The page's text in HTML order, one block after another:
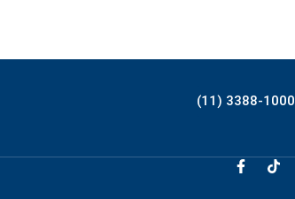
(11) 3388-1000